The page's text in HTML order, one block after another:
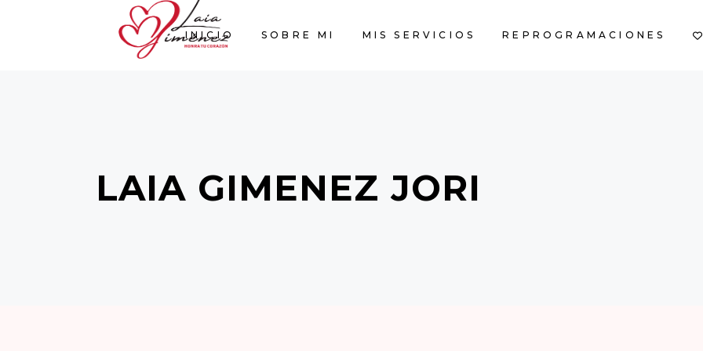
INICIO SOBRE MI MIS SERVICIOS REPROGRAMACIONES
LAIA GIMENEZ JORI